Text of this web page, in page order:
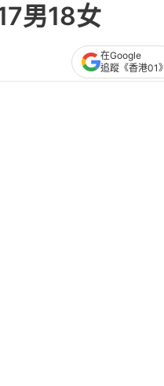
男18女
在Google
追蹤《香港01》